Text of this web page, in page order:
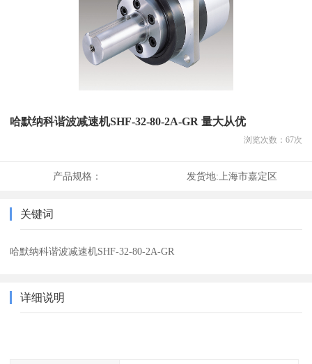
哈默纳科谐波减速机SHF-32-80-2A-GR 量大从优
浏览次数： 67次
产品规格： 发货地: 上海市嘉定区
关键词
哈默纳科谐波减速机SHF-32-80-2A-GR
详细说明